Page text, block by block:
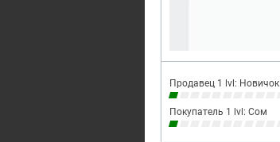
Продавец 1 lvl: Новичок
Покупатель 1 lvl: Сом